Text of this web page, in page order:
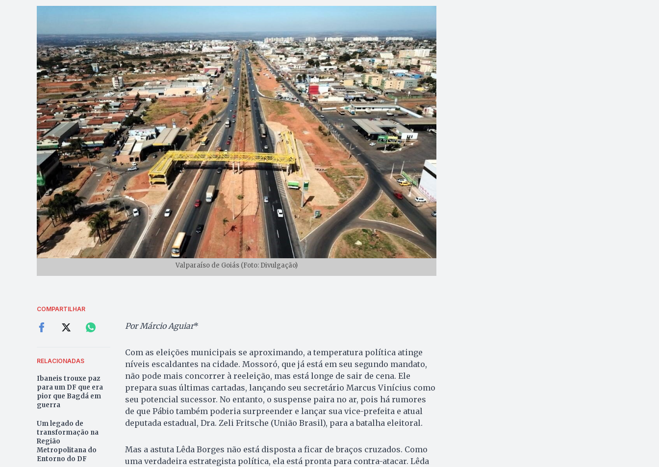
Valparaíso de Goiás (Foto: Divulgação)
COMPARTILHAR
RELACIONADAS
Ibaneis trouxe paz
para um DF que era
pior que Bagdá em
guerra
Um legado de
transformação na
Região
Metropolitana do
Entorno do DF
Por Márcio Aguiar*
Com as eleições municipais se aproximando, a temperatura política atinge
níveis escaldantes na cidade. Mossoró, que já está em seu segundo mandato,
não pode mais concorrer à reeleição, mas está longe de sair de cena. Ele
prepara suas últimas cartadas, lançando seu secretário Marcus Vinícius como
seu potencial sucessor. No entanto, o suspense paira no ar, pois há rumores
de que Pábio também poderia surpreender e lançar sua vice-prefeita e atual
deputada estadual, Dra. Zeli Fritsche (União Brasil), para a batalha eleitoral.
Mas a astuta Lêda Borges não está disposta a ficar de braços cruzados. Como
uma verdadeira estrategista política, ela está pronta para contra-atacar. Lêda